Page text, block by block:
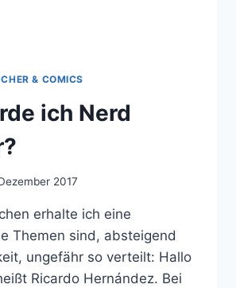
& COMICS
ich Nerd
2017
erhalte ich eine
Themen sind, absteigend
ungefähr so verteilt: Hallo
Ricardo Hernández. Bei